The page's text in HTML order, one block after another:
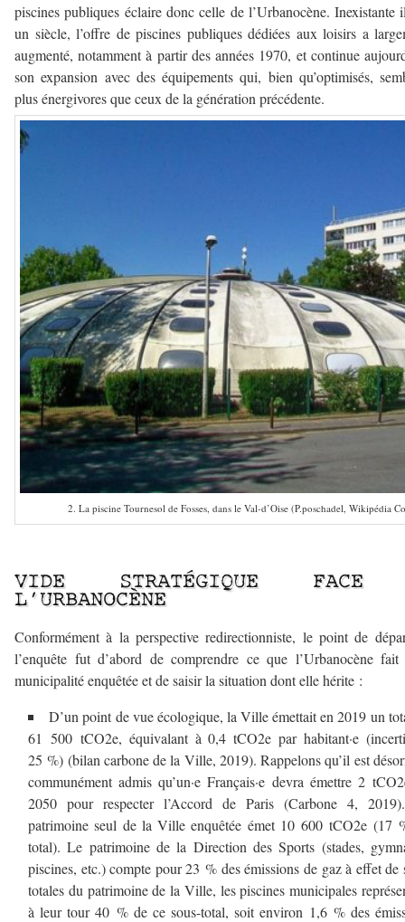
piscines publiques éclaire donc celle de l’Urbanocène. Inexistante
un siècle, l’offre de piscines publiques dédiées aux loisirs a
augmenté, notamment à partir des années 1970, et continue
son expansion avec des équipements qui, bien qu’optimisés,
plus énergivores que ceux de la génération précédente.
2. La piscine Tournesol de Fosses, dans le Val-d’Oise (P.poschadel, Wikipédia
VIDE STRATÉGIQUE
L’URBANOCÈNE
Conformément à la perspective redirectionniste, le point de
l’enquête fut d’abord de comprendre ce que l’Urbanocène
municipalité enquêtée et de saisir la situation dont elle hérite :
D’un point de vue écologique, la Ville émettait en 2019 un
61 500 tCO2e, équivalant à 0,4 tCO2e par habitant·e
25 %) (bilan carbone de la Ville, 2019). Rappelons qu’il est
communément admis qu’un·e Français·e devra émettre 2
2050 pour respecter l’Accord de Paris (Carbone 4,
patrimoine seul de la Ville enquêtée émet 10 600 tCO2e (17
total). Le patrimoine de la Direction des Sports (stades,
piscines, etc.) compte pour 23 % des émissions de gaz à effet de
totales du patrimoine de la Ville, les piscines municipales
à leur tour 40 % de ce sous-total, soit environ 1,6 % des